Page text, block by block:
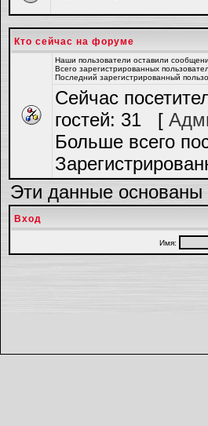
Кто сейчас на форуме
Наши пользователи оставили
Всего зарегистрированных
Последний зарегистрированный
Сейчас
гостей: 31 [
Больше всего
Эти данные основаны
Вход
Имя: